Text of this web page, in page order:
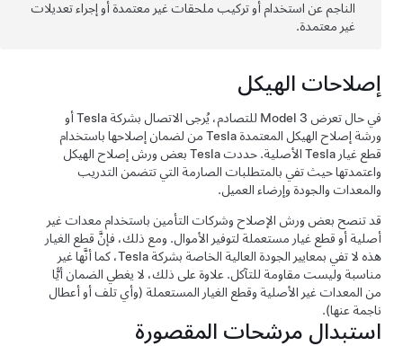
الناجم عن استخدام أو تركيب ملحقات غير معتمدة أو إجراء تعديلات
غير معتمدة.
إصلاحات الهيكل
في حال تعرضModel 3
للتصادم، يُرجى الاتصال بشركة Tesla أو
ورشة إصلاح الهيكل المعتمدة Tesla من لضمان إصلاحها باستخدام
قطع غيار Tesla الأصلية. حددت Tesla بعض ورش إصلاح الهيكل
واعتمدتها حيث تفي بالمتطلبات الصارمة التي تتضمن التدريب
والمعدات والجودة وإرضاء العميل.
قد تنصح بعض ورش الإصلاح وشركات التأمين باستخدام معدات غير
أصلية أو قطع غيار مستعملة لتوفير الأموال. ومع ذلك، فإنَّ قطع الغيار
هذه لا تفي بمعايير الجودة العالية الخاصة بشركة Tesla، كما أنَّها غير
مناسبة وليست مقاومة للتآكل. علاوة على ذلك، لا يغطي الضمان أيًّا
من المعدات غير الأصلية وقطع الغيار المستعملة (وأي تلف أو أعطال
ناجمة عنها).
استبدال مرشحات المقصورة